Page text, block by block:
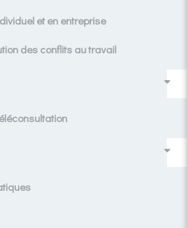
et en entreprise
des conflits au travail